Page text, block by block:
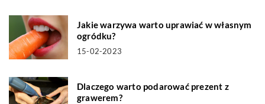
Jakie warzywa warto uprawiać w własnym
ogródku?
15-02-2023
Dlaczego warto podarować prezent z
grawerem?